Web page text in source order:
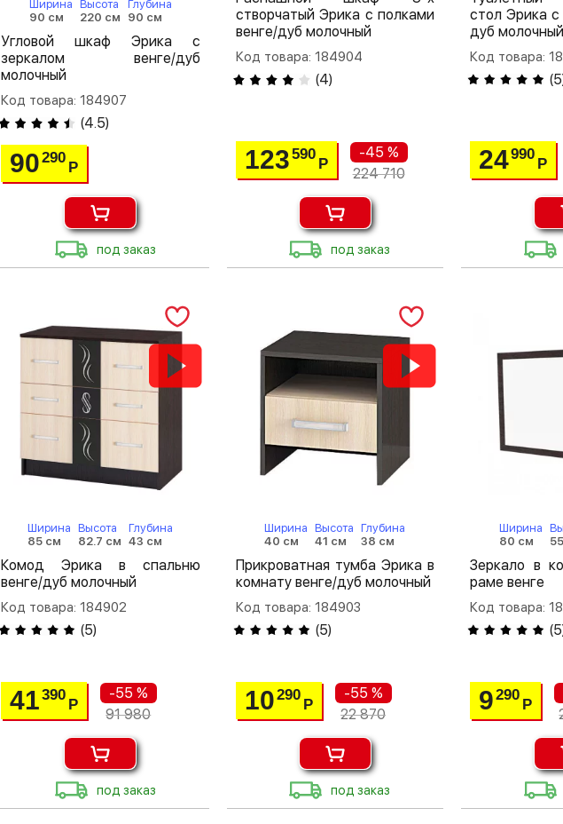
Ширина
90 см
Высота
220 см
Глубина
90 см
Угловой шкаф Эрика с
зеркалом венге/дуб
молочный
Код товара: 184907
(4.5)
90290
Р
под заказ
створчатый Эрика с полками
венге/дуб молочный
Код товара: 184904
(4)
123590
Р
-45 %
224 710
под заказ
стол Эрика
дуб молочный
Код товара:
(5
24990
Р
Ширина
85 см
Высота
82.7 см
Глубина
43 см
Комод Эрика в спальню
венге/дуб молочный
Код товара: 184902
(5)
41390
Р
-55 %
91 980
под заказ
Ширина
40 см
Высота
41 см
Глубина
38 см
Прикроватная тумба Эрика в
комнату венге/дуб молочный
Код товара: 184903
(5)
10290
Р
-55 %
22 870
под заказ
Ширина
80 см
Зеркало в
раме венге
Код товара:
(5
9290
Р